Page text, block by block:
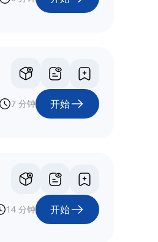
7 分钟 开始
14 分钟 开始